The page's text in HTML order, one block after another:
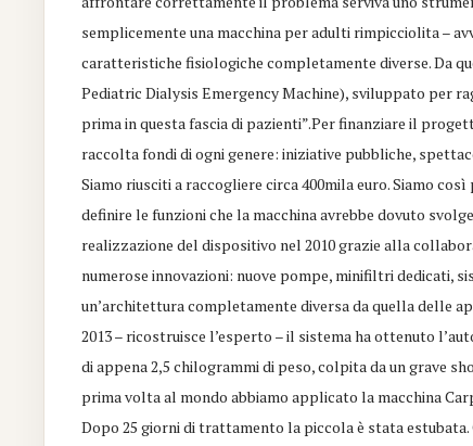
semplicemente una macchina per adulti rimpicciolita –
caratteristiche fisiologiche completamente diverse. Da
Pediatric Dialysis Emergency Machine), sviluppato per
prima in questa fascia di pazienti”.Per finanziare il
raccolta fondi di ogni genere: iniziative pubbliche,
Siamo riusciti a raccogliere circa 400mila euro. Siamo
definire le funzioni che la macchina avrebbe dovuto
realizzazione del dispositivo nel 2010 grazie alla
numerose innovazioni: nuove pompe, minifiltri dedicati,
un’architettura completamente diversa da quella delle
2013 – ricostruisce l’esperto – il sistema ha ottenuto
di appena 2,5 chilogrammi di peso, colpita da un grave
prima volta al mondo abbiamo applicato la macchina
Dopo 25 giorni di trattamento la piccola è stata estubata.